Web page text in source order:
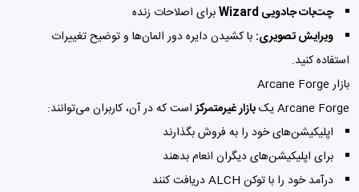
چت‌بات جادویی Wizard
برای اصلاحات زنده
ویرایش تصویری: با کشیدن دایره دور المان‌ها و توضیح تغییرات
استفاده کنید.
بازار Arcane Forge
Arcane Forge یک
بازار غیرمتمرکزاست که در آن، کاربران می‌توانند:
اپلیکیشن‌های خود را به فروش بگذارند
برای اپلیکیشن‌های دیگران انعام بدهند
درآمد خود را با توکن ALCH دریافت کنند